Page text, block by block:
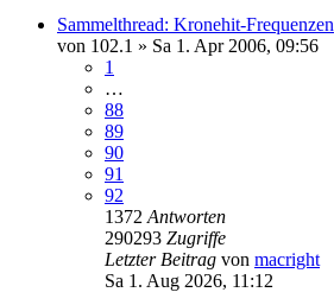
Sammelthread: Kronehit-Frequenzen
von 102.1 » Sa 1. Apr 2006, 09:56
1
…
88
89
90
91
92
1372 Antworten
290293 Zugriffe
Letzter Beitrag von macright
Sa 1. Aug 2026, 11:12